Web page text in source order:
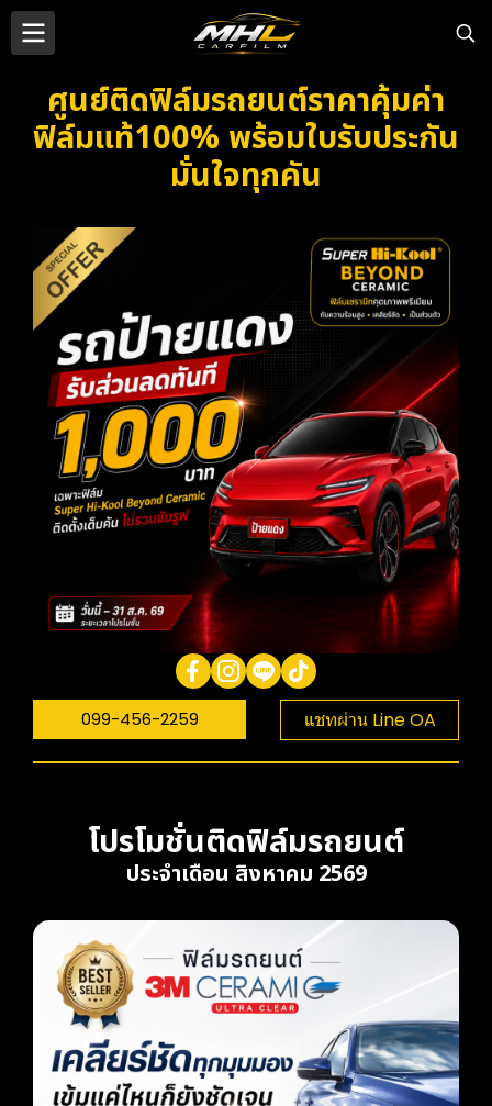
ศูนย์ติดฟิล์มรถยนต์ราคาคุ้มค่า
ฟิล์มแท้100% พร้อมใบรับประกัน
มั่นใจทุกคัน
099-456-2259 แชทผ่าน Line OA
โปรโมชั่นติดฟิล์มรถยนต์
ประจำเดือน สิงหาคม 2569